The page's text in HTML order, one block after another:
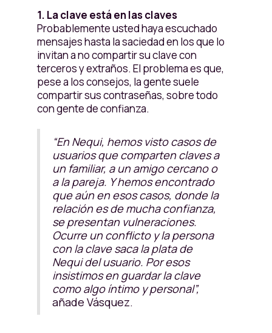
1. La clave está en las claves
Probablemente usted haya escuchado
mensajes hasta la saciedad en los que lo
invitan a no compartir su clave con
terceros y extraños. El problema es que,
pese a los consejos, la gente suele
compartir sus contraseñas, sobre todo
con gente de confianza.
“En Nequi, hemos visto casos de
usuarios que comparten claves a
un familiar, a un amigo cercano o
a la pareja. Y hemos encontrado
que aún en esos casos, donde la
relación es de mucha confianza,
se presentan vulneraciones.
Ocurre un conflicto y la persona
con la clave saca la plata de
Nequi del usuario. Por esos
insistimos en guardar la clave
como algo íntimo y personal”,
añade Vásquez.